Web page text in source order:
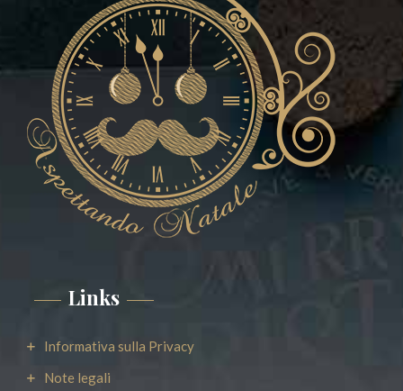
Links
Informativa sulla Privacy
Note legali